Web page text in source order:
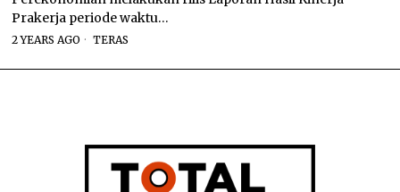
Prakerja periode waktu…
2 YEARS AGO TERAS